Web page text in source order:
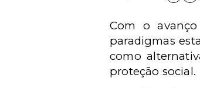
Com o
paradigmas
como
proteção social.